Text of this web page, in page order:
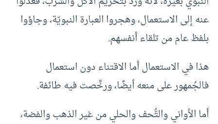
عنه إلى الاستعمال، وهجروا العبارة النبويّة، وجاؤوا
بلفظ عام من تلقاء أنفسهم.
هذا في الاستعمال أما الاقتناء دون استعمال
فالجُمهور على منعه أيضًا، ورخَّصت فيه طائفة.
أما الأواني والتُّحف والحلي من غير الذهب والفضة،